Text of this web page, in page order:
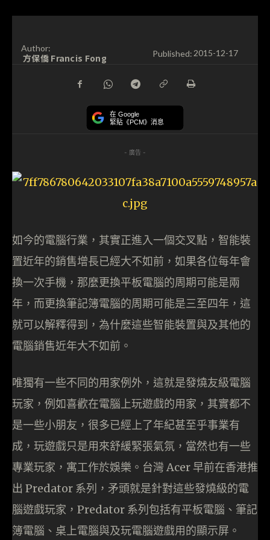
Author:
方保僑 Francis Fong Published:2015-12-17
在 Google
緊貼《PCM》消息
- 廣告 -
如今的電腦行業，其實正進入一個交叉點，智能裝
置近年的銷售增長已經大不如前，如果各位每年會
換一次手機，那麼更換平板電腦的周期可能是兩
年，而更換筆記簿電腦的周期可能是三至四年，這
就可以解釋得到，為什麼這些智能裝置與及其他的
電腦銷售近年大不如前。
唯獨有一些不同的用家例外，這就是發燒友級電腦
玩家，例如喜歡在電腦上玩遊戲的用家，其實都不
是一些小朋友，很多已經上了年紀甚至乎事業有
成，玩遊戲只是用來舒緩緊張氣氛，當然也有一些
專業玩家，寓工作於娛樂。台灣 Acer 早前在香港推
出 Predator 系列，矛頭就是針對這些發燒級的電
腦遊戲玩家，Predator 系列包括有平板電腦、筆記
簿電腦、桌上電腦與及玩電腦遊戲用的顯示屏。